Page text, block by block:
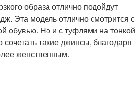
образа отлично подойдут
Эта модель отлично смотрится с
обувью. Но и с туфлями на тонкой
такие джинсы, благодаря
женственным.